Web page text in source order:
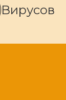
Вирусов